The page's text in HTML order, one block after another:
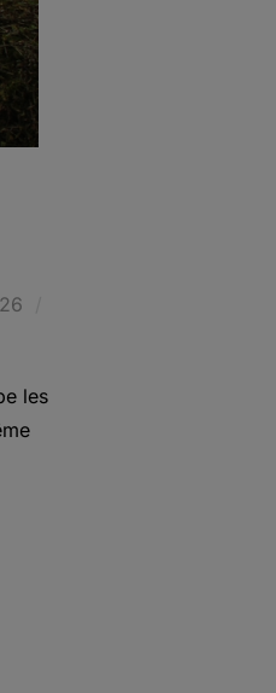
les